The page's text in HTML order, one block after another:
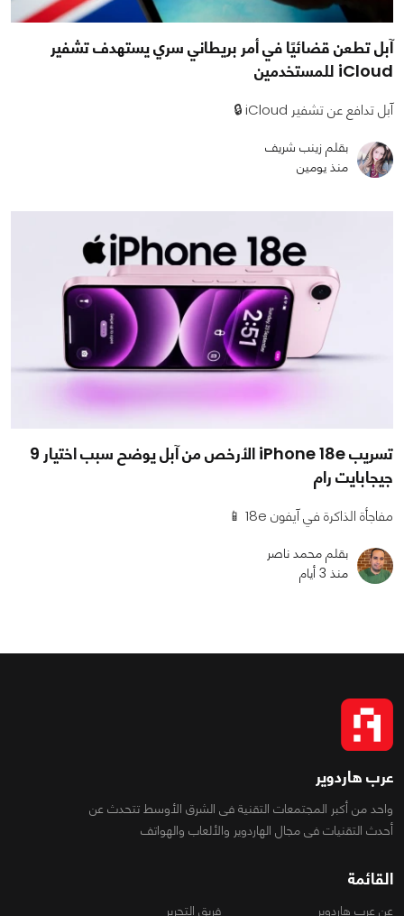
آبل تطعن قضائيًا في أمر بريطاني سري يستهدف تشفير
iCloud للمستخدمين
آبل تدافع عن تشفير iCloud 🔒
بقلم زينب شريف
منذ يومين
تسريب iPhone 18e الأرخص من آبل يوضح سبب اختيار 9
جيجابايت رام
مفاجأة الذاكرة في آيفون 18e 📱
بقلم محمد ناصر
منذ 3 أيام
عرب هاردوير
واحد من أكبر المجتمعات التقنية فى الشرق الأوسط تتحدث عن
أحدث التقنيات فى مجال الهاردوير والألعاب والهواتف
القائمة
عن عرب هاردوير فريق التحرير